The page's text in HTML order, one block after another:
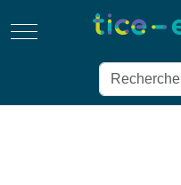
Mobile Menu Toggle
Rechercher